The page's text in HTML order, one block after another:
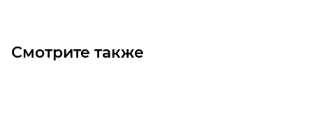
Смотрите также